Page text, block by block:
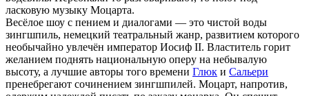
ласковую музыку Моцарта.
Весёлое шоу с пением и диалогами — это чистой воды
зингшпиль, немецкий театральный жанр, развитием которого
необычайно увлечён император Иосиф II. Властитель горит
желанием поднять национальную оперу на небывалую
высоту, а лучшие авторы того времени Глюк и Сальери
пренебрегают сочинением зингшпилей. Моцарт, напротив,